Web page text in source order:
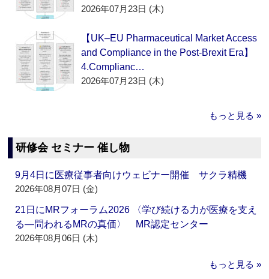
2026年07月23日 (木)
【UK–EU Pharmaceutical Market Access
and Compliance in the Post-Brexit Era】
4.Complianc…
2026年07月23日 (木)
もっと見る »
研修会 セミナー 催し物
9月4日に医療従事者向けウェビナー開催 サクラ精機
2026年08月07日 (金)
21日にMRフォーラム2026 〈学び続ける力が医療を支え
る―問われるMRの真価〉 MR認定センター
2026年08月06日 (木)
もっと見る »